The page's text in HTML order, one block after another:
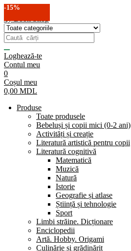
Loghează-te
Contul meu
0
Coșul meu
0,00 MDL
Produse
Toate produsele
Bebeluși și copii mici (0-2 ani)
Activități și creație
Literatură artistică pentru copii
Literatură cognitivă
Matematică
Muzică
Natură
Istorie
Geografie și atlase
Știință și tehnologie
Sport
Limbi străine. Dicționare
Enciclopedii
Artă. Hobby. Origami
Culinărie și grădinărit
-15%
-15%
-15%
-15%
-15%
-15%
-15%
-15%
-15%
-15%
-15%
-15%
-15%
-15%
-15%